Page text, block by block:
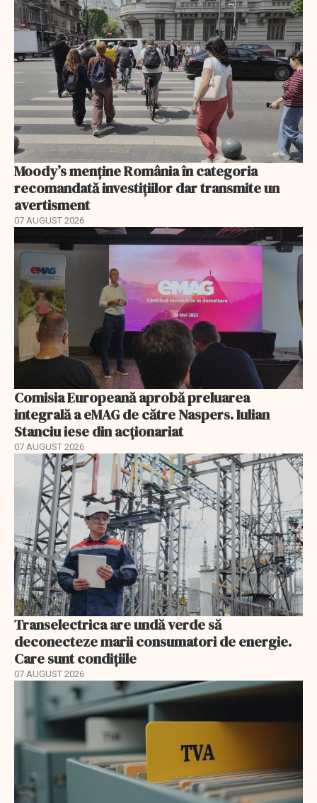
Moody’s menține România în categoria
recomandată investițiilor dar transmite un
avertisment
07 AUGUST 2026
Comisia Europeană aprobă preluarea
integrală a eMAG de către Naspers. Iulian
Stanciu iese din acționariat
07 AUGUST 2026
Transelectrica are undă verde să
deconecteze marii consumatori de energie.
Care sunt condițiile
07 AUGUST 2026